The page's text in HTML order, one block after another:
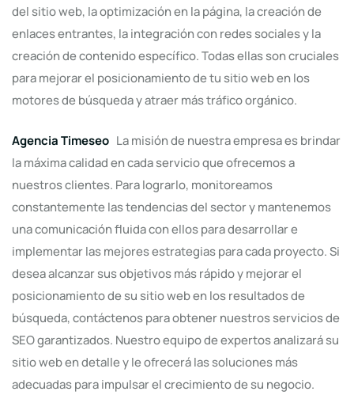
del sitio web, la optimización en la página, la creación de
enlaces entrantes, la integración con redes sociales y la
creación de contenido específico. Todas ellas son cruciales
para mejorar el posicionamiento de tu sitio web en los
motores de búsqueda y atraer más tráfico orgánico.
Agencia Timeseo La misión de nuestra empresa es brindar
la máxima calidad en cada servicio que ofrecemos a
nuestros clientes. Para lograrlo, monitoreamos
constantemente las tendencias del sector y mantenemos
una comunicación fluida con ellos para desarrollar e
implementar las mejores estrategias para cada proyecto. Si
desea alcanzar sus objetivos más rápido y mejorar el
posicionamiento de su sitio web en los resultados de
búsqueda, contáctenos para obtener nuestros servicios de
SEO garantizados. Nuestro equipo de expertos analizará su
sitio web en detalle y le ofrecerá las soluciones más
adecuadas para impulsar el crecimiento de su negocio.